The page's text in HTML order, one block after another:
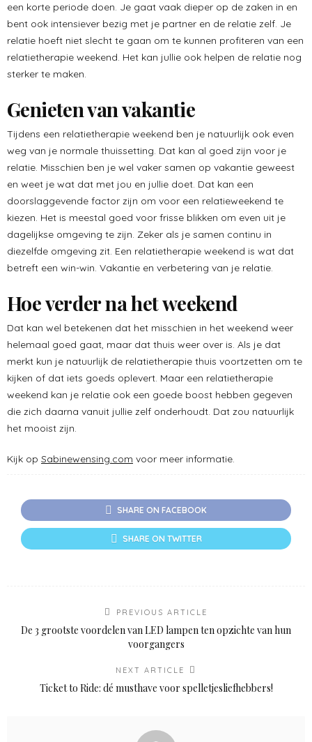
een korte periode doen. Je gaat vaak dieper op de zaken in en
bent ook intensiever bezig met je partner en de relatie zelf. Je
relatie hoeft niet slecht te gaan om te kunnen profiteren van een
relatietherapie weekend. Het kan jullie ook helpen de relatie nog
sterker te maken.
Genieten van vakantie
Tijdens een relatietherapie weekend ben je natuurlijk ook even
weg van je normale thuissetting. Dat kan al goed zijn voor je
relatie. Misschien ben je wel vaker samen op vakantie geweest
en weet je wat dat met jou en jullie doet. Dat kan een
doorslaggevende factor zijn om voor een relatieweekend te
kiezen. Het is meestal goed voor frisse blikken om even uit je
dagelijkse omgeving te zijn. Zeker als je samen continu in
diezelfde omgeving zit. Een relatietherapie weekend is wat dat
betreft een win-win. Vakantie en verbetering van je relatie.
Hoe verder na het weekend
Dat kan wel betekenen dat het misschien in het weekend weer
helemaal goed gaat, maar dat thuis weer over is. Als je dat
merkt kun je natuurlijk de relatietherapie thuis voortzetten om te
kijken of dat iets goeds oplevert. Maar een relatietherapie
weekend kan je relatie ook een goede boost hebben gegeven
die zich daarna vanuit jullie zelf onderhoudt. Dat zou natuurlijk
het mooist zijn.
Kijk op Sabinewensing.com voor meer informatie.
SHARE ON FACEBOOK
SHARE ON TWITTER
PREVIOUS ARTICLE
De 3 grootste voordelen van LED lampen ten opzichte van hun
voorgangers
NEXT ARTICLE
Ticket to Ride: dé musthave voor spelletjesliefhebbers!